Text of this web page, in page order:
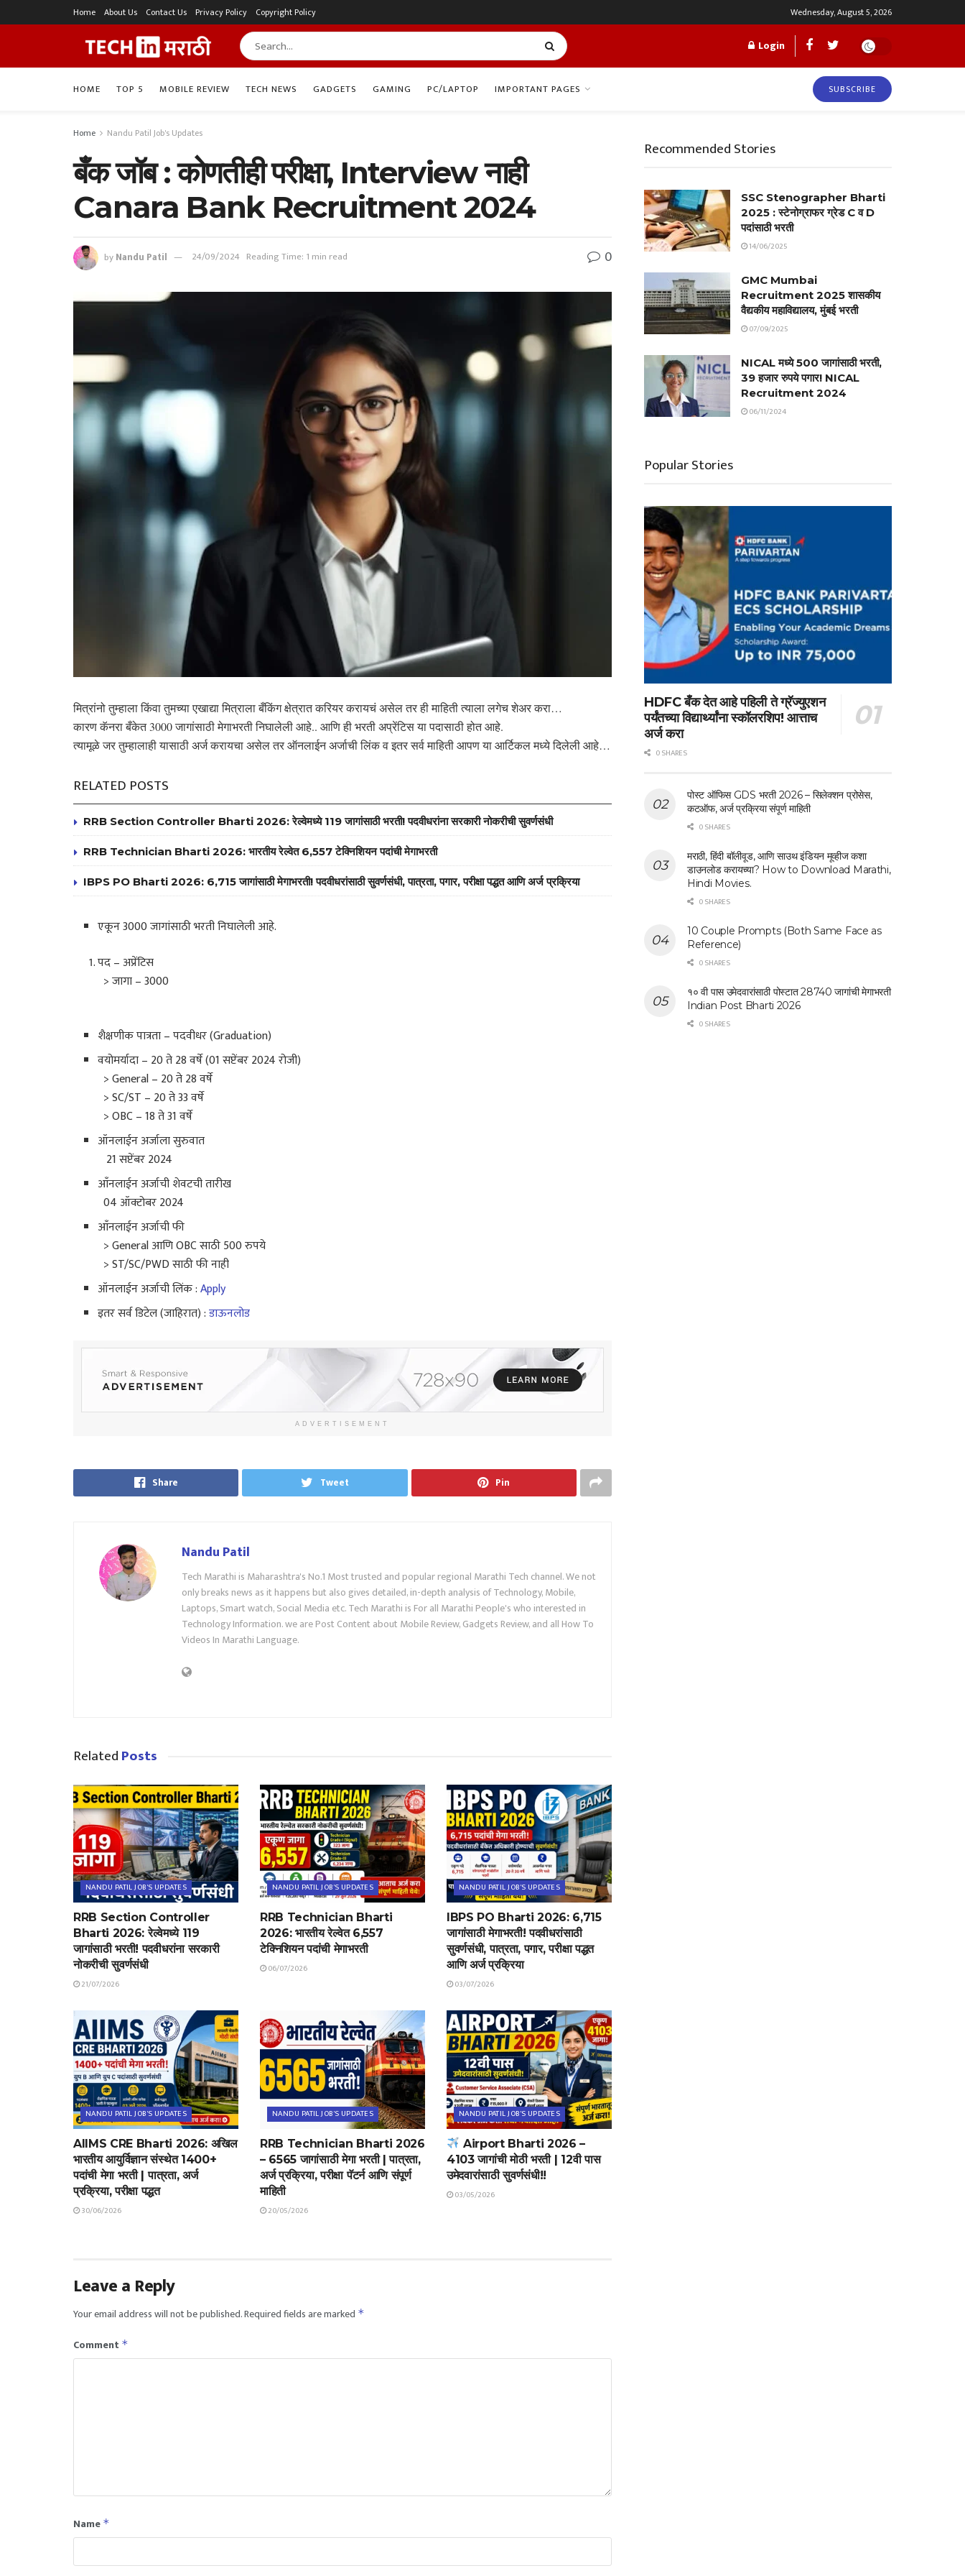
Home About Us Contact Us Privacy Policy Copyright Policy Wednesday, August 5, 2026
Login
HOME TOP 5 MOBILE REVIEW TECH NEWS GADGETS GAMING PC/LAPTOP IMPORTANT PAGES SUBSCRIBE
Home Nandu Patil Job's Updates
बँक जॉब : कोणतीही परीक्षा, Interview नाही
Canara Bank Recruitment 2024
byNandu Patil 24/09/2024 Reading Time: 1 min read 0
मित्रांनो तुम्हाला किंवा तुमच्या एखाद्या मित्राला बँकिंग क्षेत्रात करियर करायचं असेल तर ही माहिती त्याला लगेच शेअर करा…
कारण कॅनरा बँकेत 3000 जागांसाठी मेगाभरती निघालेली आहे.. आणि ही भरती अप्रेंटिस या पदासाठी होत आहे.
त्यामूळे जर तुम्हालाही यासाठी अर्ज करायचा असेल तर ऑनलाईन अर्जाची लिंक व इतर सर्व माहिती आपण या आर्टिकल मध्ये दिलेली आहे…
RELATED POSTS
RRB Section Controller Bharti 2026: रेल्वेमध्ये 119 जागांसाठी भरती! पदवीधरांना सरकारी नोकरीची सुवर्णसंधी
RRB Technician Bharti 2026: भारतीय रेल्वेत 6,557 टेक्निशियन पदांची मेगाभरती
IBPS PO Bharti 2026: 6,715 जागांसाठी मेगाभरती! पदवीधरांसाठी सुवर्णसंधी, पात्रता, पगार, परीक्षा पद्धत आणि अर्ज प्रक्रिया
एकून 3000 जागांसाठी भरती निघालेली आहे.
पद – अप्रेंटिस
> जागा – 3000
शैक्षणीक पात्रता – पदवीधर (Graduation)
वयोमर्यादा – 20 ते 28 वर्षे (01 सप्टेंबर 2024 रोजी)
> General – 20 ते 28 वर्षे
> SC/ST – 20 ते 33 वर्षे
> OBC – 18 ते 31 वर्षे
ऑनलाईन अर्जाला सुरुवात
21 सप्टेंबर 2024
आँनलाईन अर्जाची शेवटची तारीख
04 ऑक्टोबर 2024
आँनलाईन अर्जाची फी
> General आणि OBC साठी 500 रुपये
> ST/SC/PWD साठी फी नाही
ऑनलाईन अर्जाची लिंक :Apply
इतर सर्व डिटेल (जाहिरात) :डाऊनलोड
ADVERTISEMENT
Share Tweet Pin
Nandu Patil
Tech Marathi is Maharashtra's No.1 Most trusted and popular regional Marathi Tech channel. We not
only breaks news as it happens but also gives detailed, in-depth analysis of Technology, Mobile,
Laptops, Smart watch, Social Media etc. Tech Marathi is For all Marathi People's who interested in
Technology Information. we are Post Content about Mobile Review, Gadgets Review, and all How To
Videos In Marathi Language.
RelatedPosts
NANDU PATIL JOB'S UPDATES
RRB Section Controller
Bharti 2026: रेल्वेमध्ये 119
जागांसाठी भरती! पदवीधरांना सरकारी
नोकरीची सुवर्णसंधी
21/07/2026
NANDU PATIL JOB'S UPDATES
RRB Technician Bharti
2026: भारतीय रेल्वेत 6,557
टेक्निशियन पदांची मेगाभरती
06/07/2026
NANDU PATIL JOB'S UPDATES
IBPS PO Bharti 2026: 6,715
जागांसाठी मेगाभरती! पदवीधरांसाठी
सुवर्णसंधी, पात्रता, पगार, परीक्षा पद्धत
आणि अर्ज प्रक्रिया
03/07/2026
NANDU PATIL JOB'S UPDATES
AIIMS CRE Bharti 2026: अखिल
भारतीय आयुर्विज्ञान संस्थेत 1400+
पदांची मेगा भरती | पात्रता, अर्ज
प्रक्रिया, परीक्षा पद्धत
30/06/2026
NANDU PATIL JOB'S UPDATES
RRB Technician Bharti 2026
– 6565 जागांसाठी मेगा भरती | पात्रता,
अर्ज प्रक्रिया, परीक्षा पॅटर्न आणि संपूर्ण
माहिती
20/05/2026
NANDU PATIL JOB'S UPDATES
Airport Bharti 2026 –
4103 जागांची मोठी भरती | 12वी पास
उमेदवारांसाठी सुवर्णसंधी!!
03/05/2026
Leave a Reply
Your email address will not be published.Required fields are marked *
Comment *
Name *
Recommended Stories
SSC Stenographer Bharti
2025 : स्टेनोग्राफर ग्रेड C व D
पदांसाठी भरती
14/06/2025
GMC Mumbai
Recruitment 2025 शासकीय
वैद्यकीय महाविद्यालय, मुंबई भरती
07/09/2025
NICAL मध्ये 500 जागांसाठी भरती,
39 हजार रुपये पगार! NICAL
Recruitment 2024
06/11/2024
Popular Stories
HDFC बँक देत आहे पहिली ते ग्रॅज्युएशन
पर्यंतच्या विद्यार्थ्यांना स्कॉलरशिप! आत्ताच
अर्ज करा
0 SHARES
पोस्ट ऑफिस GDS भरती 2026 – सिलेक्शन प्रोसेस,
कटऑफ, अर्ज प्रक्रिया संपूर्ण माहिती
0 SHARES
मराठी, हिंदी बॉलीवूड, आणि साउथ इंडियन मूव्हीज कशा
डाउनलोड करायच्या? How to Download Marathi,
Hindi Movies.
0 SHARES
10 Couple Prompts (Both Same Face as
Reference)
0 SHARES
१० वी पास उमेदवारांसाठी पोस्टात 28740 जागांची मेगाभरती
Indian Post Bharti 2026
0 SHARES